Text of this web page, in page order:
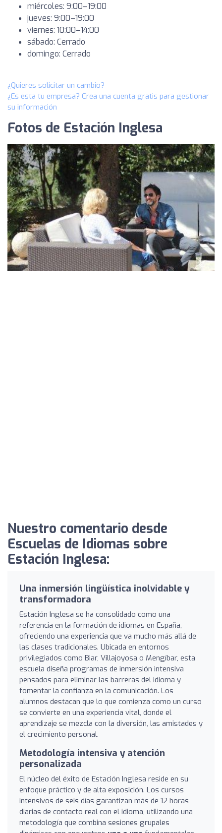
miércoles: 9:00–19:00
jueves: 9:00–19:00
viernes: 10:00–14:00
sábado: Cerrado
domingo: Cerrado
¿Quieres solicitar un cambio?
¿Es esta tu empresa? Crea una cuenta gratis para gestionar
su información
Fotos de Estación Inglesa
Nuestro comentario desde
Escuelas de Idiomas sobre
Estación Inglesa:
Una inmersión lingüística inolvidable y
transformadora
Estación Inglesa se ha consolidado como una
referencia en la formación de idiomas en España,
ofreciendo una experiencia que va mucho más allá de
las clases tradicionales. Ubicada en entornos
privilegiados como Biar, Villajoyosa o Mengíbar, esta
escuela diseña programas de inmersión intensiva
pensados para eliminar las barreras del idioma y
fomentar la confianza en la comunicación. Los
alumnos destacan que lo que comienza como un curso
se convierte en una experiencia vital, donde el
aprendizaje se mezcla con la diversión, las amistades y
el crecimiento personal.
Metodología intensiva y atención
personalizada
El núcleo del éxito de Estación Inglesa reside en su
enfoque práctico y de alta exposición. Los cursos
intensivos de seis días garantizan más de 12 horas
diarias de contacto real con el idioma, utilizando una
metodología que combina sesiones grupales